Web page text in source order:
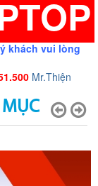
khách vui lòng
Mr.Thiện